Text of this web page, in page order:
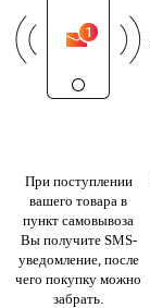
При поступлении
вашего товара в
пункт самовывоза
Вы получите SMS-
уведомление, после
чего покупку можно
забрать.